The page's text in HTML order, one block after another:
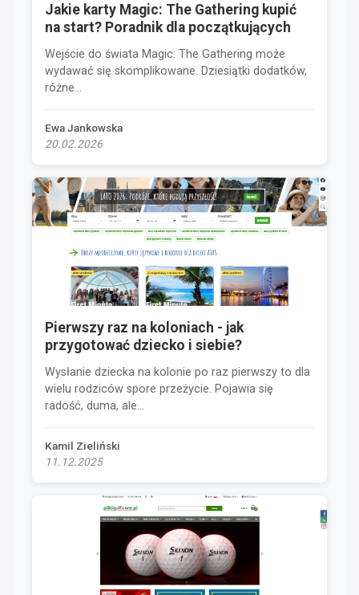
Jakie karty Magic: The Gathering kupić
na start? Poradnik dla początkujących
Wejście do świata Magic: The Gathering może
wydawać się skomplikowane. Dziesiątki dodatków,
różne...
Ewa Jankowska
20.02.2026
Pierwszy raz na koloniach - jak
przygotować dziecko i siebie?
Wysłanie dziecka na kolonie po raz pierwszy to dla
wielu rodziców spore przeżycie. Pojawia się
radość, duma, ale...
Kamil Zieliński
11.12.2025